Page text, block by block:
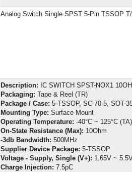
Analog Switch Single SPST 5-Pin TSSOP
Description: IC SWITCH SPST-NOX1
Packaging: Tape & Reel (TR)
Package / Case: 5-TSSOP, SC-70-5, SOT-
Mounting Type: Surface Mount
Operating Temperature: -40°C ~ 125°C (TA)
On-State Resistance (Max): 10Ohm
-3db Bandwidth: 500MHz
Supplier Device Package: 5-TSSOP
Voltage - Supply, Single (V+): 1.65V ~
Charge Injection: 7.5pC